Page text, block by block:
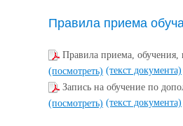
Правила приема
Правила приема, обучения,
(посмотреть) (текст документа)
Запись на обучение по
(посмотреть) (текст документа)